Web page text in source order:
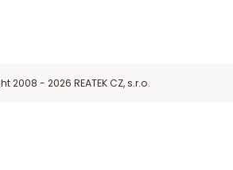
2008 - 2026 REATEK CZ, s.r.o.